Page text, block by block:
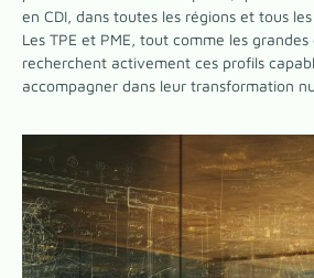
en CDI, dans toutes les régions et tous
Les TPE et PME, tout comme les grandes
recherchent activement ces profils
accompagner dans leur transformation